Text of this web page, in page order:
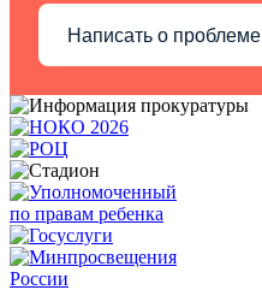
Написать о проблеме